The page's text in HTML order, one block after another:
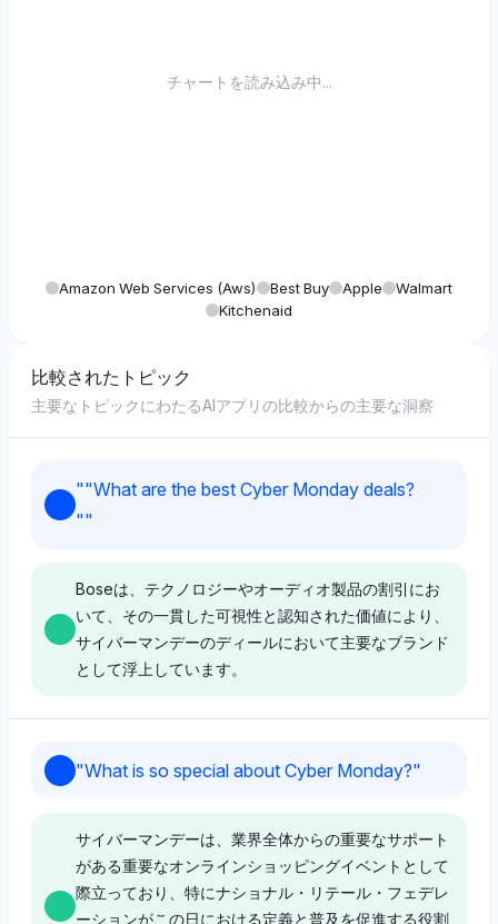
チャートを読み込み中...
Amazon Web Services (aws) Best Buy Apple
Walmart
Kitchenaid
比較されたトピック
主要なトピックにわたるAIアプリの比較からの主要な洞察
""What are the best Cyber Monday deals?
""
Boseは、テクノロジーやオーディオ製品の割引にお
いて、その一貫した可視性と認知された価値により、
サイバーマンデーのディールにおいて主要なブランド
として浮上しています。
Geminiは、ボーズ、メイシーズ、レノボをそれぞれ5%
らの強力なサイバーマンデーのエレクトロニクスやアパ
レルの割引によるものです。感情のトーンはポジティブ
で、信頼できるブランドとセール情報サイトである
"What is so special about Cyber Monday?"
サイバーマンデーは、業界全体からの重要なサポート
がある重要なオンラインショッピングイベントとして
際立っており、特にナショナル・リテール・フェデレ
ーションがこの日における定義と普及を促進する役割